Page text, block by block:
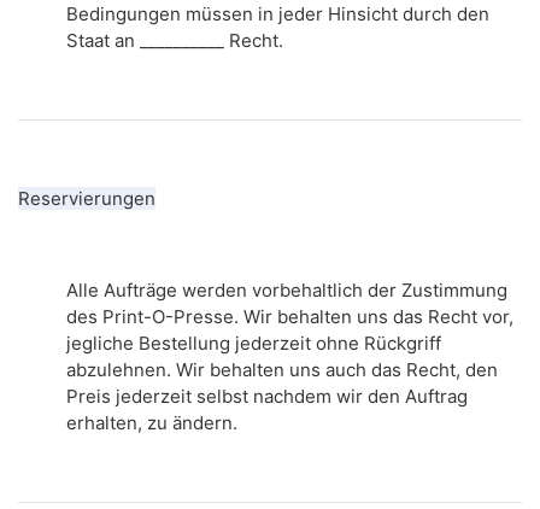
Bedingungen müssen in jeder Hinsicht durch den
Staat an __________ Recht.
Reservierungen
Alle Aufträge werden vorbehaltlich der Zustimmung
des Print-O-Presse. Wir behalten uns das Recht vor,
jegliche Bestellung jederzeit ohne Rückgriff
abzulehnen. Wir behalten uns auch das Recht, den
Preis jederzeit selbst nachdem wir den Auftrag
erhalten, zu ändern.